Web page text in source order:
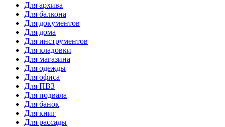
Для архива
Для балкона
Для документов
Для дома
Для инструментов
Для кладовки
Для магазина
Для одежды
Для офиса
Для ПВЗ
Для подвала
Для банок
Для книг
Для рассады